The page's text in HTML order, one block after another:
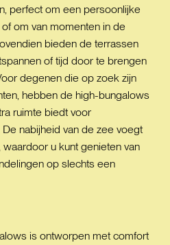
perfect om een persoonlijke
om van momenten in de
bieden de terrassen
of tijd door te brengen
degenen die op zoek zijn
hebben de high-bungalows
ruimte biedt voor
nabijheid van de zee voegt
u kunt genieten van
op slechts een
is ontworpen met comfort